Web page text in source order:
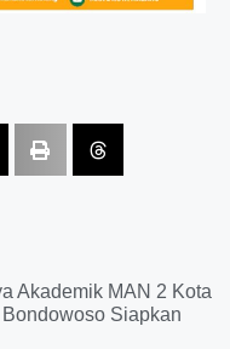
Akademik MAN 2 Kota
Siapkan